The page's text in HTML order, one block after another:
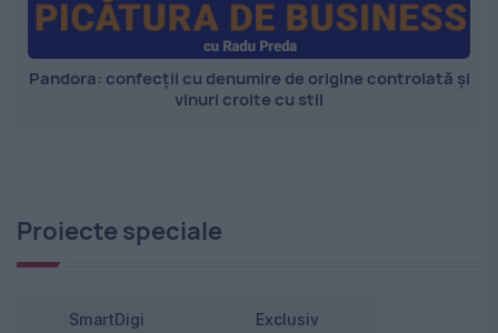
Pandora: confecții cu denumire de origine controlată și
vinuri croite cu stil
Proiecte speciale
SmartDigi Exclusiv